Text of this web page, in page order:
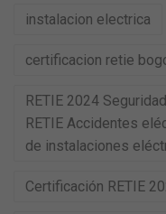
instalacion electrica
certificacion retie
RETIE 2024
RETIE Accidentes
de instalaciones
Certificación RETIE